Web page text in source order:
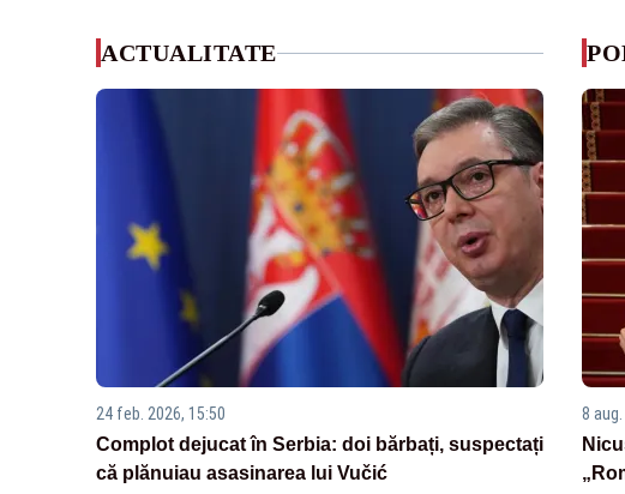
ACTUALITATE
24 feb. 2026, 15:50
Complot dejucat în Serbia: doi bărbați, suspectați
că plănuiau asasinarea lui Vučić
8